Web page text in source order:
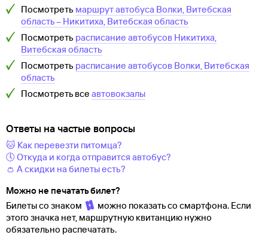
Посмотреть маршрут автобуса Волки, Витебская
область– Никитиха, Витебская область
Посмотреть расписание автобусов Никитиха,
Витебская область
Посмотреть расписание автобусов Волки, Витебская
область
Посмотреть все автовокзалы
Ответы на частые вопросы
🐱 Как перевезти питомца?
🕔 Откуда и когда отправится автобус?
👛 А скидки на билеты есть?
Можно не печатать билет?
Билеты со знаком
можно показать со смартфона. Если
этого значка нет, маршрутную квитанцию нужно
обязательно распечатать.